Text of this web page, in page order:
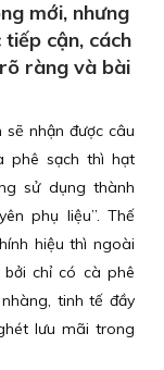
mới, nhưng
cận, cách
ràng và bài
nhận được câu
phê sạch thì hạt
sử dụng thành
phụ liệu”. Thế
hiệu thì ngoài
bởi chỉ có cà phê
tinh tế đầy
lưu mãi trong